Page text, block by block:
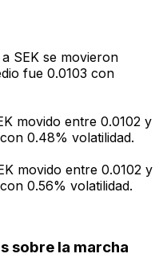
SEK se movieron
fue 0.0103 con
movido entre 0.0102 y
0.48% volatilidad.
movido entre 0.0102 y
0.56% volatilidad.
sobre la marcha